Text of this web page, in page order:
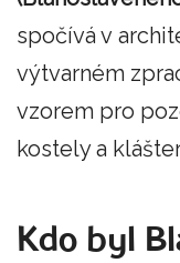
spočívá v
výtvarném
vzorem pro
kostely a
Kdo byl